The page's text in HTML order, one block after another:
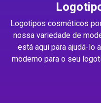
Logotipos cosméticos
nossa variedade de
está aqui para ajudá-lo
moderno para o seu